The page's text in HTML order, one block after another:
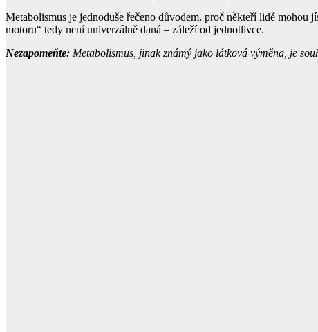
Metabolismus je jednoduše řečeno důvodem, proč někteří lidé
motoru“ tedy není univerzálně daná – záleží od jednotlivce.
Nezapomeňte: Metabolismus, jinak známý jako látková výměna, je